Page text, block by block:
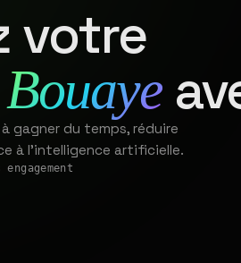
votre
Bouaye
gagner du temps, réduire
à l'intelligence artificielle.
engagement